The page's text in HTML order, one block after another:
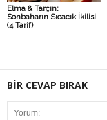
Elma & Tarçın:
Sonbaharın Sıcacık İkilisi
(4 Tarif)
BİR CEVAP BIRAK